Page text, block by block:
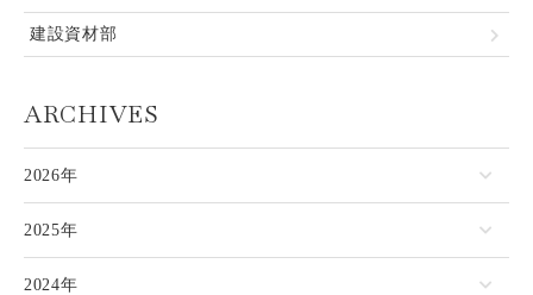
建設資材部
ARCHIVES
2026年
2025年
2024年